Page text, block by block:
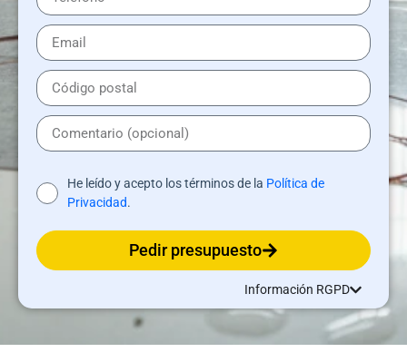
He leído y acepto los términos de la Política de
Privacidad.
Pedir presupuesto
Información RGPD